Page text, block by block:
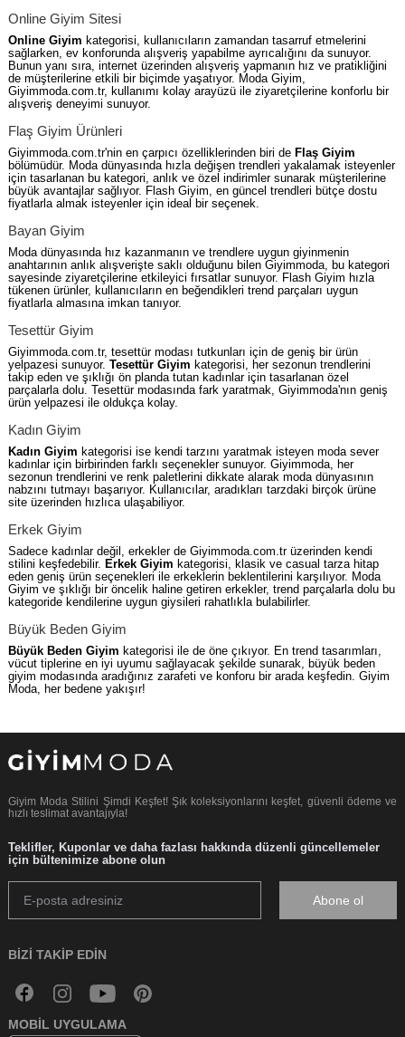
Online Giyim Sitesi
Online Giyim kategorisi, kullanıcıların zamandan tasarruf etmelerini
sağlarken, ev konforunda alışveriş yapabilme ayrıcalığını da sunuyor.
Bunun yanı sıra, internet üzerinden alışveriş yapmanın hız ve pratikliğini
de müşterilerine etkili bir biçimde yaşatıyor. Moda Giyim,
Giyimmoda.com.tr, kullanımı kolay arayüzü ile ziyaretçilerine konforlu bir
alışveriş deneyimi sunuyor.
Flaş Giyim Ürünleri
Giyimmoda.com.tr'nin en çarpıcı özelliklerinden biri de Flaş Giyim
bölümüdür. Moda dünyasında hızla değişen trendleri yakalamak isteyenler
için tasarlanan bu kategori, anlık ve özel indirimler sunarak müşterilerine
büyük avantajlar sağlıyor. Flash Giyim, en güncel trendleri bütçe dostu
fiyatlarla almak isteyenler için ideal bir seçenek.
Bayan Giyim
Moda dünyasında hız kazanmanın ve trendlere uygun giyinmenin
anahtarının anlık alışverişte saklı olduğunu bilen Giyimmoda, bu kategori
sayesinde ziyaretçilerine etkileyici fırsatlar sunuyor. Flash Giyim hızla
tükenen ürünler, kullanıcıların en beğendikleri trend parçaları uygun
fiyatlarla almasına imkan tanıyor.
Tesettür Giyim
Giyimmoda.com.tr, tesettür modası tutkunları için de geniş bir ürün
yelpazesi sunuyor. Tesettür Giyim kategorisi, her sezonun trendlerini
takip eden ve şıklığı ön planda tutan kadınlar için tasarlanan özel
parçalarla dolu. Tesettür modasında fark yaratmak, Giyimmoda'nın geniş
ürün yelpazesi ile oldukça kolay.
Kadın Giyim
Kadın Giyim kategorisi ise kendi tarzını yaratmak isteyen moda sever
kadınlar için birbirinden farklı seçenekler sunuyor. Giyimmoda, her
sezonun trendlerini ve renk paletlerini dikkate alarak moda dünyasının
nabzını tutmayı başarıyor. Kullanıcılar, aradıkları tarzdaki birçok ürüne
site üzerinden hızlıca ulaşabiliyor.
Erkek Giyim
Sadece kadınlar değil, erkekler de Giyimmoda.com.tr üzerinden kendi
stilini keşfedebilir. Erkek Giyim kategorisi, klasik ve casual tarza hitap
eden geniş ürün seçenekleri ile erkeklerin beklentilerini karşılıyor. Moda
Giyim ve şıklığı bir öncelik haline getiren erkekler, trend parçalarla dolu bu
kategoride kendilerine uygun giysileri rahatlıkla bulabilirler.
Büyük Beden Giyim
Büyük Beden Giyim kategorisi ile de öne çıkıyor. En trend tasarımları,
vücut tiplerine en iyi uyumu sağlayacak şekilde sunarak, büyük beden
giyim modasında aradığınız zarafeti ve konforu bir arada keşfedin. Giyim
Moda, her bedene yakışır!
Giyim Moda Stilini Şimdi Keşfet! Şık koleksiyonlarını keşfet, güvenli ödeme ve
hızlı teslimat avantajıyla!
Teklifler, Kuponlar ve daha fazlası hakkında düzenli güncellemeler
için bültenimize abone olun
Abone ol
BIZI TAKIP EDIN
MOBIL UYGULAMA